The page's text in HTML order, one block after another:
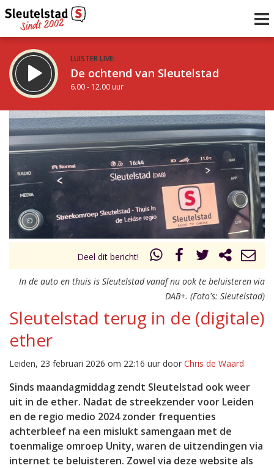
LUISTER LIVE:
De ochtend van Sleutelstad
6.00 - 12.00 uur
STRAKS:
De middag van Sleutelstad
12.00 - 19.00 uur
Vorig uur
uur 1 van 0 Volgend uur
Deel dit bericht!
In de auto en thuis is Sleutelstad vanaf nu ook te beluisteren via
DAB+. (Foto's: Sleutelstad)
Sleutelstad terug in de (digitale)
ether
Leiden, 23 februari 2026 om 22:16 uur door Chris de Waard
Sinds maandagmiddag zendt Sleutelstad ook weer
uit in de ether. Nadat de streekzender voor Leiden
en de regio medio 2024 zonder frequenties
achterbleef na een mislukt samengaan met de
toenmalige omroep Unity, waren de uitzendingen via
internet te beluisteren. Zowel via deze website als